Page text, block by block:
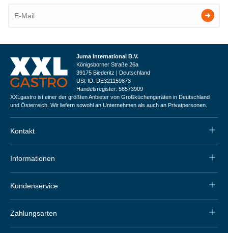
Juma International B.V.
Königsborner Straße 26a
39175 Biederitz | Deutschland
USt-ID: DE321159873
Handelsregister: 58573909
XXLgastro ist einer der größten Anbieter von Großküchengeräten in Deutschland
und Österreich. Wir liefern sowohl an Unternehmen als auch an Privatpersonen.
Kontakt
Informationen
Kundenservice
Zahlungsarten